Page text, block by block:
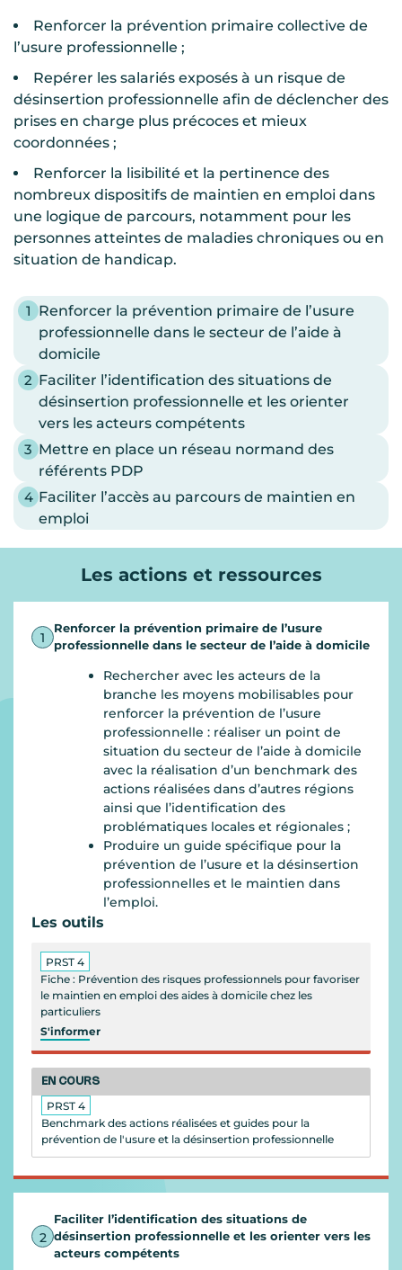
Renforcer la prévention primaire collective de
l’usure professionnelle ;
Repérer les salariés exposés à un risque de
désinsertion professionnelle afin de déclencher des
prises en charge plus précoces et mieux
coordonnées ;
Renforcer la lisibilité et la pertinence des
nombreux dispositifs de maintien en emploi dans
une logique de parcours, notamment pour les
personnes atteintes de maladies chroniques ou en
situation de handicap.
1 Renforcer la prévention primaire de l’usure
professionnelle dans le secteur de l’aide à
domicile
2 Faciliter l’identification des situations de
désinsertion professionnelle et les orienter
vers les acteurs compétents
3 Mettre en place un réseau normand des
référents PDP
4 Faciliter l’accès au parcours de maintien en
emploi
Les actions et ressources
1
Renforcer la prévention primaire de l’usure
professionnelle dans le secteur de l’aide à domicile
Rechercher avec les acteurs de la
branche les moyens mobilisables pour
renforcer la prévention de l’usure
professionnelle : réaliser un point de
situation du secteur de l’aide à domicile
avec la réalisation d’un benchmark des
actions réalisées dans d’autres régions
ainsi que l’identification des
problématiques locales et régionales ;
Produire un guide spécifique pour la
prévention de l’usure et la désinsertion
professionnelles et le maintien dans
l’emploi.
Les outils
PRST 4
Fiche : Prévention des risques professionnels pour favoriser
le maintien en emploi des aides à domicile chez les
particuliers
S'informer
EN COURS
PRST 4
Benchmark des actions réalisées et guides pour la
prévention de l'usure et la désinsertion professionnelle
2
Faciliter l’identification des situations de
désinsertion professionnelle et les orienter vers les
acteurs compétents